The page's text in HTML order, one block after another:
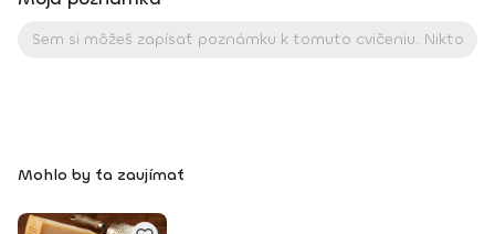
Mohlo by ťa zaujímať